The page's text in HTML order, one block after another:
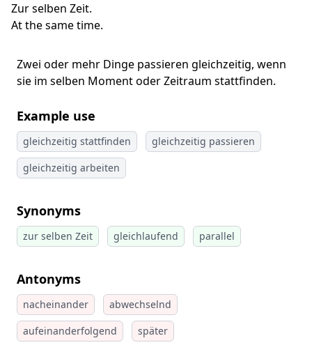
Zur selben Zeit.
At the same time.
Zwei oder mehr Dinge passieren gleichzeitig, wenn
sie im selben Moment oder Zeitraum stattfinden.
Example use
gleichzeitig stattfinden
gleichzeitig passieren
gleichzeitig arbeiten
Synonyms
zur selben Zeit gleichlaufend parallel
Antonyms
nacheinander
abwechselnd
aufeinanderfolgend
später